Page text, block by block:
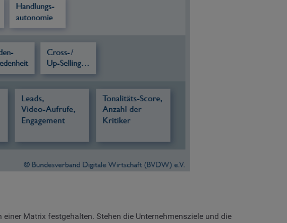
Matrix festgehalten. Stehen die Unternehmensziele und die